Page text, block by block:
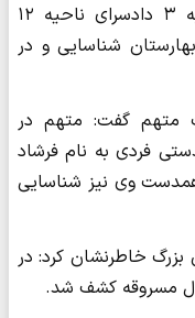
از اخذ دستور قضایی از بازپرس شعبه ۳ دادسرای ناحیه ۱۲
شناسایی و در
متهم گفت: متهم در
فردی به نام فرشاد
همدست وی نیز شناسایی
بزرگ خاطرنشان کرد: در
مسروقه کشف شد.